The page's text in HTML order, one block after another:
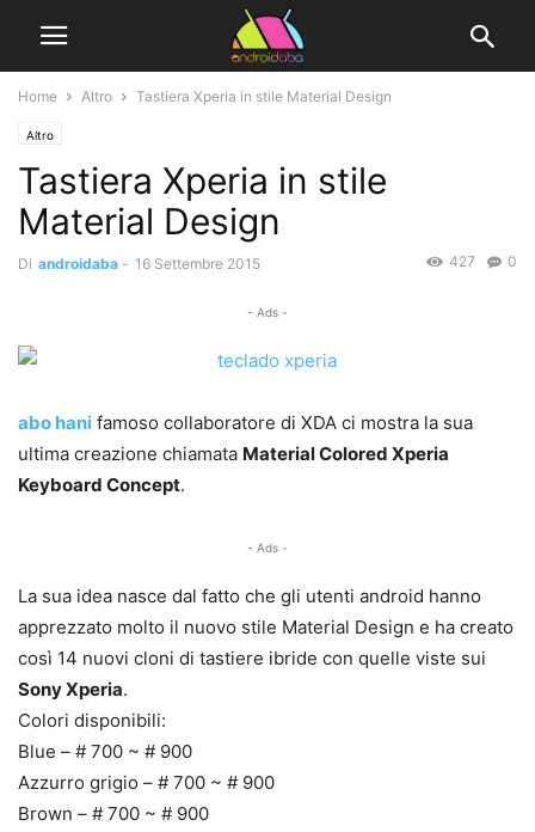
Home Altro Tastiera Xperia in stile Material Design
Altro
Tastiera Xperia in stile
Material Design
Di androidaba - 16 Settembre 2015 0
427
- Ads -
abo hani famoso collaboratore di XDA ci mostra la sua
ultima creazione chiamata Material Colored Xperia
Keyboard Concept.
- Ads -
La sua idea nasce dal fatto che gli utenti android hanno
apprezzato molto il nuovo stile Material Design e ha creato
così 14 nuovi cloni di tastiere ibride con quelle viste sui
Sony Xperia.
Colori disponibili:
Blue – # 700 ~ # 900
Azzurro grigio – # 700 ~ # 900
Brown – # 700 ~ # 900